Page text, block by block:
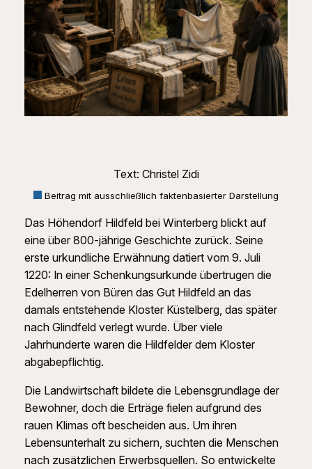
Text: Christel Zidi
Beitrag mit ausschließlich faktenbasierter Darstellung
Das Höhendorf Hildfeld bei Winterberg blickt auf
eine über 800-jährige Geschichte zurück. Seine
erste urkundliche Erwähnung datiert vom 9. Juli
1220: In einer Schenkungsurkunde übertrugen die
Edelherren von Büren das Gut Hildfeld an das
damals entstehende Kloster Küstelberg, das später
nach Glindfeld verlegt wurde. Über viele
Jahrhunderte waren die Hildfelder dem Kloster
abgabepflichtig.
Die Landwirtschaft bildete die Lebensgrundlage der
Bewohner, doch die Erträge fielen aufgrund des
rauen Klimas oft bescheiden aus. Um ihren
Lebensunterhalt zu sichern, suchten die Menschen
nach zusätzlichen Erwerbsquellen. So entwickelte